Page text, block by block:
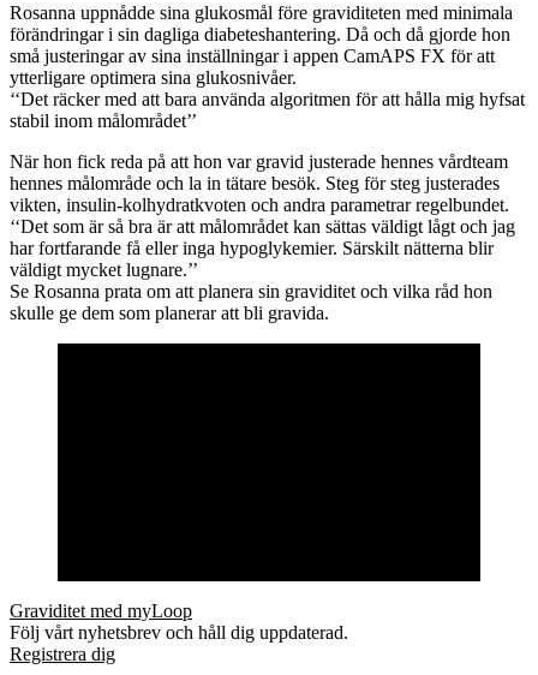
Rosanna uppnådde sina glukosmål före graviditeten med minimala
förändringar i sin dagliga diabeteshantering. Då och då gjorde hon
små justeringar av sina inställningar i appen CamAPS FX för att
ytterligare optimera sina glukosnivåer.
‘‘Det räcker med att bara använda algoritmen för att hålla mig hyfsat
stabil inom målområdet’’
När hon fick reda på att hon var gravid justerade hennes vårdteam
hennes målområde och la in tätare besök. Steg för steg justerades
vikten, insulin-kolhydratkvoten och andra parametrar regelbundet.
‘‘Det som är så bra är att målområdet kan sättas väldigt lågt och jag
har fortfarande få eller inga hypoglykemier. Särskilt nätterna blir
väldigt mycket lugnare.’’
Se Rosanna prata om att planera sin graviditet och vilka råd hon
skulle ge dem som planerar att bli gravida.
Graviditet med myLoop
Följ vårt nyhetsbrev och håll dig uppdaterad.
Registrera dig